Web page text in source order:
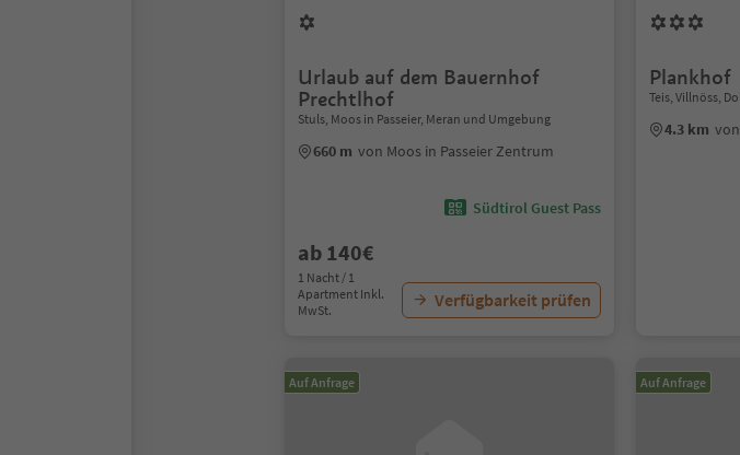
Urlaub auf dem Bauernhof
Prechtlhof
Stuls, Moos in Passeier, Meran und Umgebung
660 m von Moos in Passeier Zentrum
Südtirol Guest Pass
ab 140€
1 Nacht / 1
Apartment Inkl.
MwSt.
Verfügbarkeit prüfen
Plankhof
Teis, Villnöss,
4.3 km
Auf Anfrage Auf Anfrage